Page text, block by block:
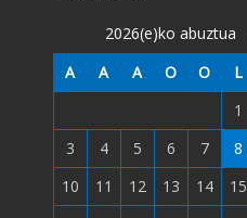
2026(e)ko abuztua
A
A A O O L
1
3
4 5 6 7 8
10
11 12 13 14 15